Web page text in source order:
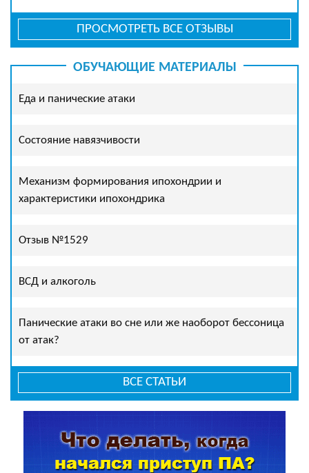
ПРОСМОТРЕТЬ ВСЕ ОТЗЫВЫ
ОБУЧАЮЩИЕ МАТЕРИАЛЫ
Еда и панические атаки
Состояние навязчивости
Механизм формирования ипохондрии и
характеристики ипохондрика
Отзыв №1529
ВСД и алкоголь
Панические атаки во сне или же наоборот бессоница
от атак?
ВСЕ СТАТЬИ